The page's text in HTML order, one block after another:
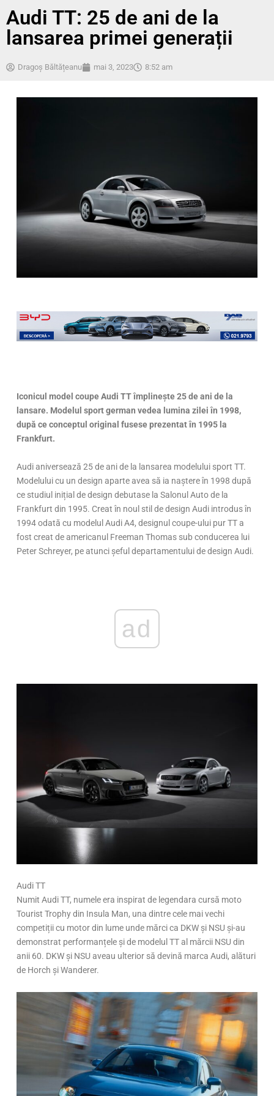
Audi TT: 25 de ani de la
lansarea primei generații
Dragoș Băltățeanu mai 3, 2023 8:52 am
Iconicul model coupe Audi TT împlinește 25 de ani de la
lansare. Modelul sport german vedea lumina zilei în 1998,
după ce conceptul original fusese prezentat în 1995 la
Frankfurt.
Audi aniversează 25 de ani de la lansarea modelului sport TT.
Modelului cu un design aparte avea să ia naștere în 1998 după
ce studiul inițial de design debutase la Salonul Auto de la
Frankfurt din 1995. Creat în noul stil de design Audi introdus în
1994 odată cu modelul Audi A4, designul coupe-ului pur TT a
fost creat de americanul Freeman Thomas sub conducerea lui
Peter Schreyer, pe atunci șeful departamentului de design Audi.
ad
Audi TT
Numit Audi TT, numele era inspirat de legendara cursă moto
Tourist Trophy din Insula Man, una dintre cele mai vechi
competiții cu motor din lume unde mărci ca DKW și NSU și-au
demonstrat performanțele și de modelul TT al mărcii NSU din
anii 60. DKW și NSU aveau ulterior să devină marca Audi, alături
de Horch și Wanderer.